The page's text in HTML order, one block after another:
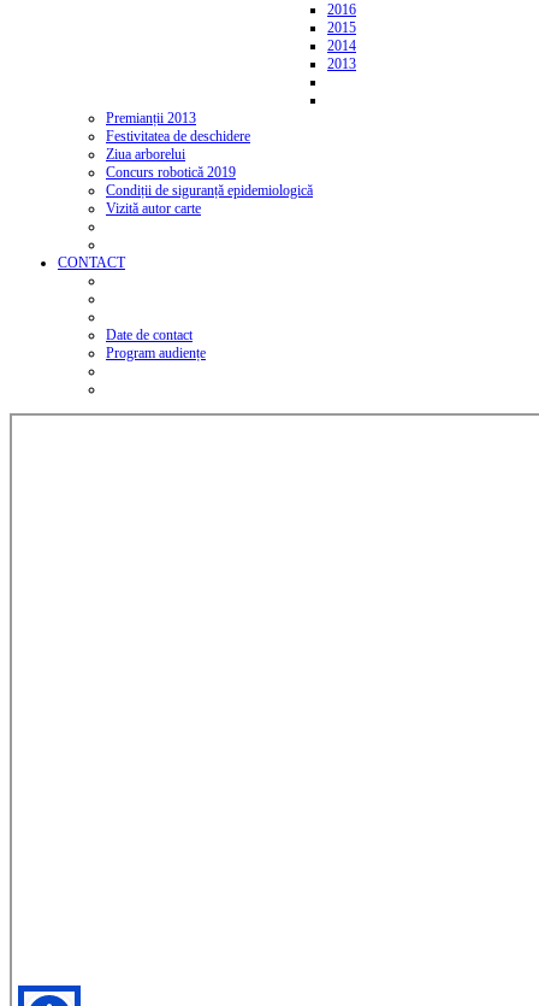
2016
2015
2014
2013
Premianții 2013
Festivitatea de deschidere
Ziua arborelui
Concurs robotică 2019
Condiții de siguranță epidemiologică
Vizită autor carte
CONTACT
Date de contact
Program audiențe